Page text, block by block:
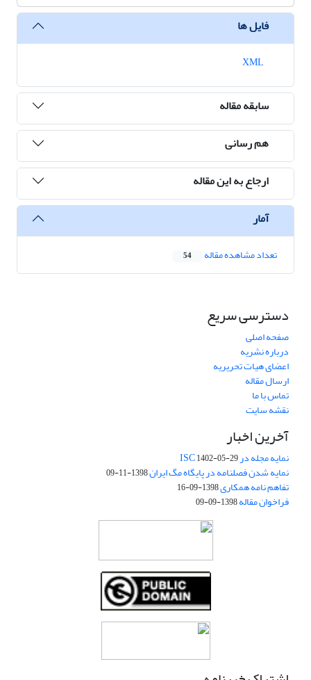
فایل ها
سابقه مقاله
هم رسانی
ارجاع به این مقاله
آمار
تعداد مشاهده مقاله 54
دسترسی سریع
صفحه اصلی
درباره نشریه
اعضای هیات تحریریه
ارسال مقاله
تماس با ما
نقشه سایت
آخرین اخبار
نمایه مجله در ISC1402-05-29
نمایه شدن فصلنامه در پایگاه مگ ایران1398-11-09
تفاهم نامه همکاری1398-09-16
فراخوان مقاله1398-09-09